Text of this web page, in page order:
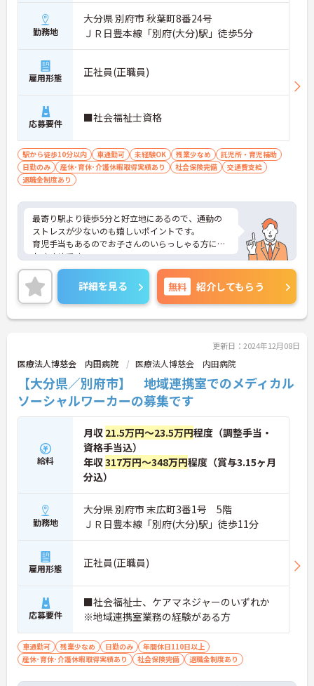
勤務地
大分県 別府市 秋葉町8番24号
ＪＲ日豊本線「別府(大分)駅」徒歩5分
雇用形態 正社員(正職員)
応募要件 ■社会福祉士資格
駅から徒歩10分以内 車通勤可 未経験OK 残業少なめ
託児所・育児補助
日勤のみ
産休･育休･介護休暇取得実績あり 社会保険完備
交通費支給
退職金制度あり
最寄り駅より徒歩5分と好立地にあるので、通勤の
ストレスが少ないのも嬉しいポイントです。
育児手当もあるのでお子さんのいらっしゃる方にも
おすすめです。
ご興味がある方には、面接対策ポイントなど、さら
に詳細をお話しいたしますのでお気軽にご相談くだ
さい。
詳細を見る 無料 紹介してもらう
更新日：2024年12月08日
医療法人博慈会 内田病院 医療法人博慈会 内田病院
【大分県／別府市】 地域連携室でのメディカル
ソーシャルワーカーの募集です
給料
月収 21.5万円～23.5万円程度（調整手当・
資格手当込）
年収317万円～348万円程度（賞与3.15ヶ月
分込）
勤務地
大分県 別府市 末広町3番1号 5階
ＪＲ日豊本線「別府(大分)駅」徒歩11分
雇用形態 正社員(正職員)
応募要件
■社会福祉士、ケアマネジャーのいずれか
※地域連携室業務の経験がある方
車通勤可 残業少なめ 日勤のみ
年間休日110日以上
産休･育休･介護休暇取得実績あり
社会保険完備 退職金制度あり